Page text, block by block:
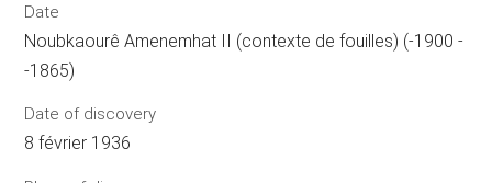
Date
Noubkaourê Amenemhat II (contexte de fouilles) (-1900 -
-1865)
Date of discovery
8 février 1936